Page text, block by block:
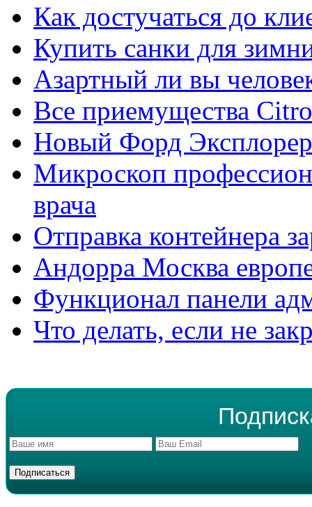
Как достучаться до
Купить санки для
Азартный ли вы
Все приемущества
Новый Форд
Микроскоп
врача
Отправка контейнера
Андорра Москва
Функционал панели
Что делать, если не